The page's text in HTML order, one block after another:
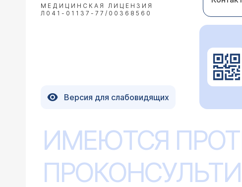
МЕДИЦИНСКАЯ ЛИЦЕНЗИЯ
Л041-01137-77/00368560
Версия для слабовидящих
ИМЕЮТСЯ